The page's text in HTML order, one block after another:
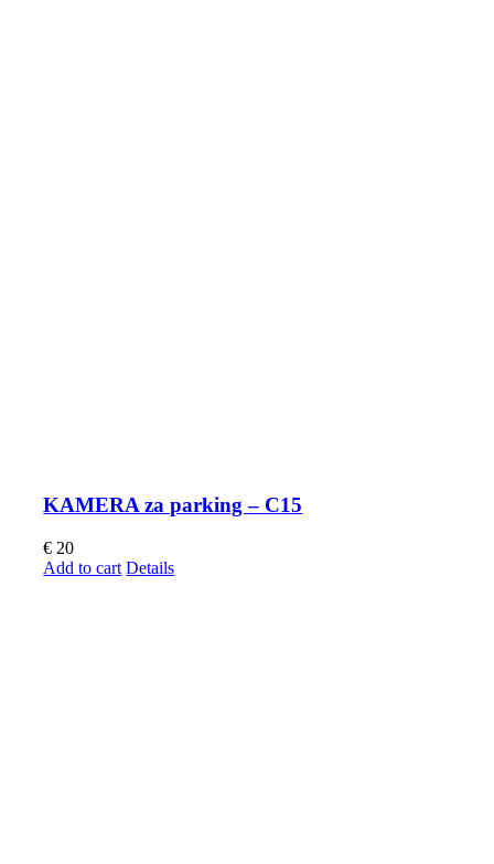
KAMERA za parking – C15
€ 20
Add to cart Details